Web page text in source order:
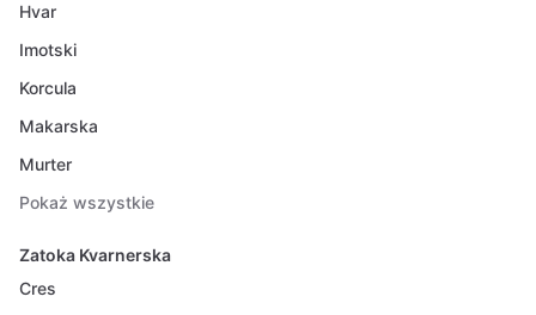
Hvar
Imotski
Korcula
Makarska
Murter
Pokaż wszystkie
Zatoka Kvarnerska
Cres